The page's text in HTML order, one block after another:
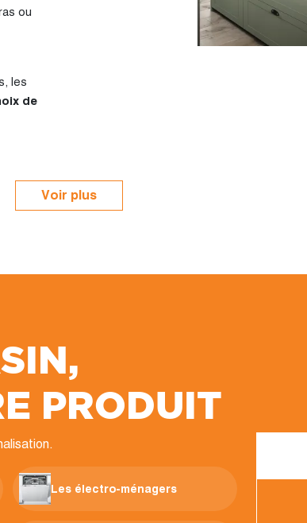
ou
les
de
Voir plus
PRODUIT
Les électro-ménagers